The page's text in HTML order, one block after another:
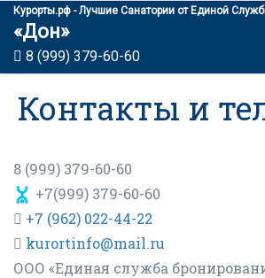
Курорты.рф - Лучшие Санатории от Единой
«Дон»
8 (999) 379-60-60
Контакты и
8 (999) 379-60-60
+7(999) 379-60-60
+7 (962) 022-44-22
kurortinfo@mail.ru
ООО «Единая служба